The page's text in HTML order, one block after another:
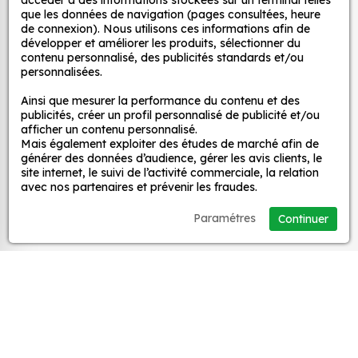
Quels sont les avantages de nos stickers
décoration ?
Une grande variété de motifs et de couleurs :
disponibles dans une large gamme de motifs et
de couleurs, ce qui vous permet de trouver le
sticker parfait pour votre décoration.
Une installation facile : nos stickers sont faciles
à installer, même pour les débutants. Il suffit de
la surface souhaitée. Vous pouvez vous aider
d’une raclette si besoin.
MPA Déco
Nos services
Nos sites
Mon Compte
que les données de navigation (pages consultées, heure
de connexion). Nous utilisons ces informations afin de
développer et améliorer les produits, sélectionner du
contenu personnalisé, des publicités standards et/ou
personnalisées.
Ainsi que mesurer la performance du contenu et des
publicités, créer un profil personnalisé de publicité et/ou
afficher un contenu personnalisé.
Mais également exploiter des études de marché afin de
générer des données d’audience, gérer les avis clients, le
site internet, le suivi de l’activité commerciale, la relation
avec nos partenaires et prévenir les fraudes.
Continuer
Paramétres